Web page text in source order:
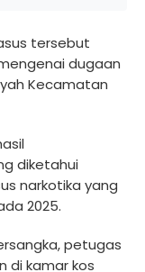
tersebut
dugaan
Kecamatan
diketahui
narkotika yang
2025.
petugas
di kamar kos